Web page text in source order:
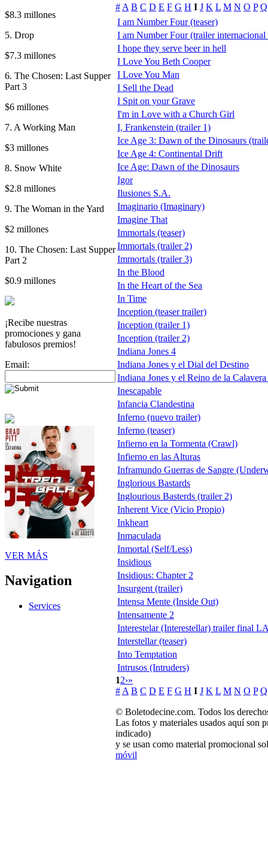
$8.3 millones
5. Drop
$7.3 millones
6. The Chosen: Last Supper
Part 3
$6 millones
7. A Working Man
$3 millones
8. Snow White
$2.8 millones
9. The Woman in the Yard
$2 millones
10. The Chosen: Last Supper
Part 2
$0.9 millones
¡Recibe nuestras
promociones y gana
fabulosos premios!
Email:
VER MÁS
Navigation
Services
#A B C D E F G H I J K L M N O P Q
I am Number Four (teaser)
I am Number Four (trailer internacional
I hope they serve beer in hell
I Love You Beth Cooper
I Love You Man
I Sell the Dead
I Spit on your Grave
I'm in Love with a Church Girl
I, Frankenstein (trailer 1)
Ice Age 3: Dawn of the Dinosaurs
Ice Age 4: Continental Drift
Ice Age: Dawn of the Dinosaurs
Igor
Ilusiones S.A.
Imaginario (Imaginary)
Imagine That
Immortals (teaser)
Immortals (trailer 2)
Immortals (trailer 3)
In the Blood
In the Heart of the Sea
In Time
Inception (teaser trailer)
Inception (trailer 1)
Inception (trailer 2)
Indiana Jones 4
Indiana Jones y el Dial del Destino
Indiana Jones y el Reino de la
Inescapable
Infancia Clandestina
Inferno (nuevo trailer)
Inferno (teaser)
Infierno en la Tormenta (Crawl)
Infierno en las Alturas
Inframundo Guerras de Sangre
Inglorious Bastards
Inglourious Basterds (trailer 2)
Inherent Vice (Vicio Propio)
Inkheart
Inmaculada
Inmortal (Self/Less)
Insidious
Insidious: Chapter 2
Insurgent (trailer)
Intensa Mente (Inside Out)
Intensamente 2
Interestelar (Interestellar) trailer final
Interstellar (teaser)
Into Temptation
Intrusos (Intruders)
12›»
#A B C D E F G H I J K L M N O P Q
© Boletodecine.com. Todos los
Las fotos y materiales usados aquí son
indicado)
y se usan como material promocional
móvil